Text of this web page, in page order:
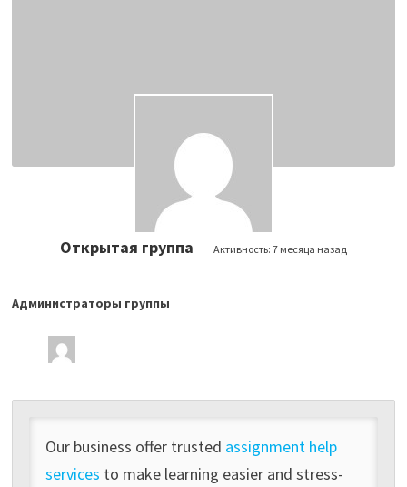
Открытая группа Активность: 7 месяца назад
Лидеры
группы
Администраторы группы
Our business offer trusted assignment help
services to make learning easier and stress-